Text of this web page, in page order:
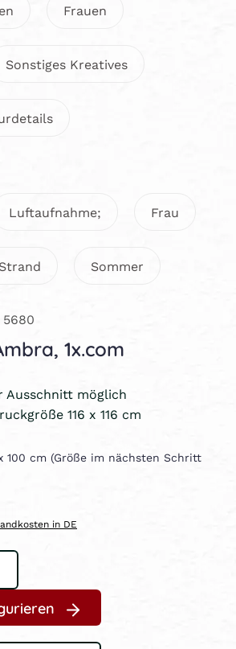
Frauen
Sonstiges Kreatives
Luftaufnahme; Frau
Strand Sommer
1x.com
Ausschnitt möglich
116 x 116 cm
100 cm (Größe im nächsten Schritt
in DE